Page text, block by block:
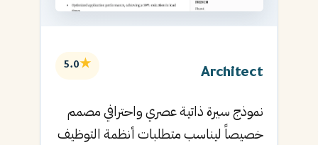
Architect
★
5.0
نموذج سيرة ذاتية عصري واحترافي مصمم
خصيصاً ليناسب متطلبات أنظمة التوظيف